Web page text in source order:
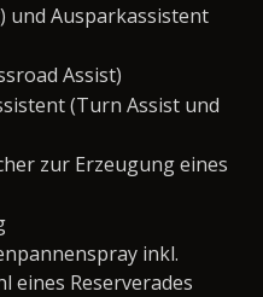
und Ausparkassistent
Assist)
(Turn Assist und
zur Erzeugung eines
inkl.
eines Reserverades